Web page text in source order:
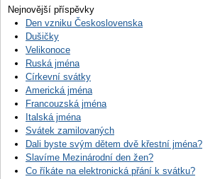
Nejnovější příspěvky
Den vzniku Československa
Dušičky
Velikonoce
Ruská jména
Církevní svátky
Americká jména
Francouzská jména
Italská jména
Svátek zamilovaných
Dali byste svým dětem dvě křestní jména?
Slavíme Mezinárodní den žen?
Co říkáte na elektronická přání k svátku?